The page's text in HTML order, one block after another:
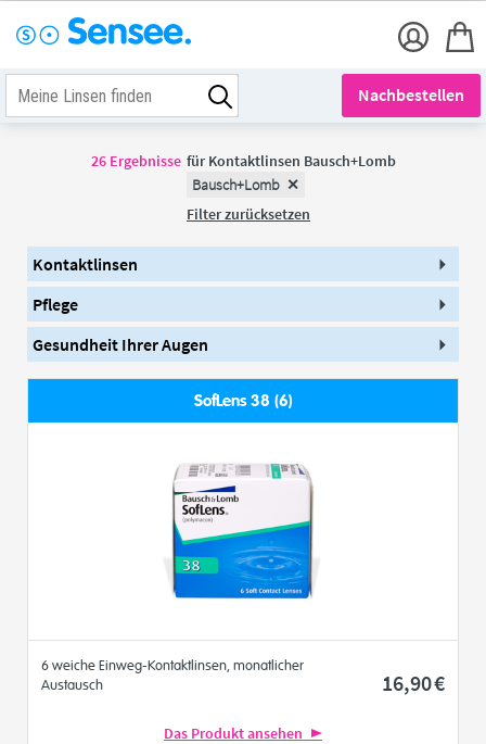
Nachbestellen
26 Ergebnisse für Kontaktlinsen Bausch+Lomb
Bausch+Lomb
Filter zurücksetzen
Kontaktlinsen
Pflege
Gesundheit Ihrer Augen
SofLens 38 (6)
6 weiche Einweg-Kontaktlinsen, monatlicher
Austausch
16,90€
Das Produkt ansehen